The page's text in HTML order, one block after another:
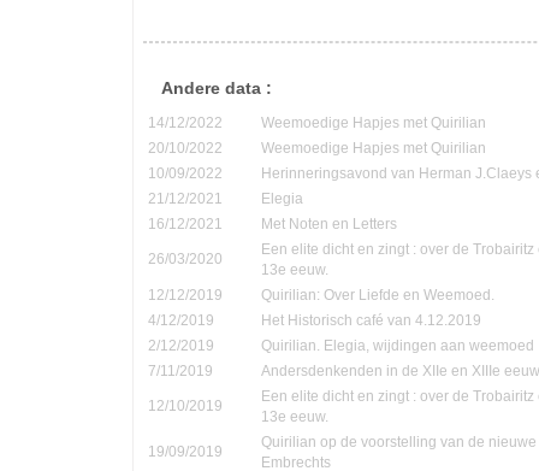
Andere data :
14/12/2022
Weemoedige Hapjes met Quirilian
20/10/2022
Weemoedige Hapjes met Quirilian
10/09/2022
Herinneringsavond van Herman J.Claeys
21/12/2021
Elegia
16/12/2021
Met Noten en Letters
26/03/2020
Een elite dicht en zingt : over de
13e eeuw.
12/12/2019
Quirilian: Over Liefde en Weemoed.
4/12/2019
Het Historisch café van 4.12.2019
2/12/2019
Quirilian. Elegia, wijdingen aan weemoed
7/11/2019
Andersdenkenden in de XIIe en XIIIe
12/10/2019
Een elite dicht en zingt : over de
13e eeuw.
19/09/2019
Quirilian op de voorstelling van de
Embrechts